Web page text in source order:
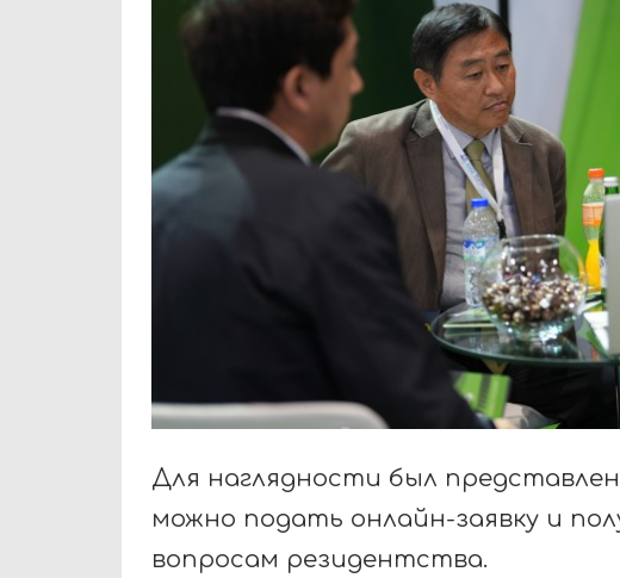
Для наглядности был
можно подать онлайн-заявку и
вопросам резидентства.